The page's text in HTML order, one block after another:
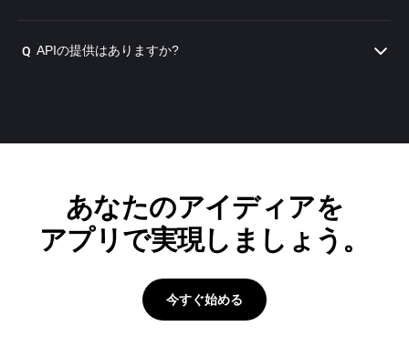
Q APIの提供はありますか?
あなたのアイディアを
アプリで実現しましょう。
今すぐ始める